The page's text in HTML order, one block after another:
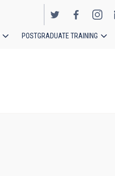
POSTGRADUATE TRAINING